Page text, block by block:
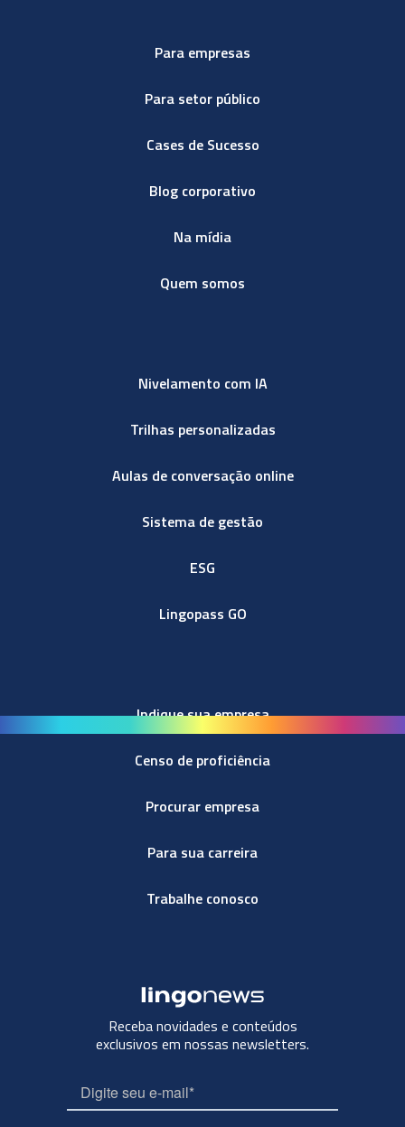
Para empresas
Para setor público
Cases de Sucesso
Blog corporativo
Na mídia
Quem somos
Nivelamento com IA
Trilhas personalizadas
Aulas de conversação online
Sistema de gestão
ESG
Lingopass GO
Indique sua empresa
Censo de proficiência
Procurar empresa
Para sua carreira
Trabalhe conosco
Receba novidades e conteúdos
exclusivos em nossas newsletters.